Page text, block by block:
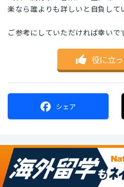
楽なら誰よりも詳しいと自負して
ご参考にしていただければ幸いで
役に立
シェア